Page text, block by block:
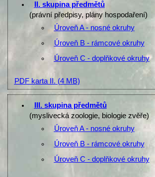
II. skupina předmětů
(právní předpisy, plány hospodaření)
Úroveň A - nosné okruhy
Úroveň B - rámcové okruhy
Úroveň C - doplňkové okruhy
PDF karta II. (4 MB)
III. skupina předmětů
(myslivecká zoologie, biologie zvěře)
Úroveň A - nosné okruhy
Úroveň B - rámcové okruhy
Úroveň C - doplňkové okruhy